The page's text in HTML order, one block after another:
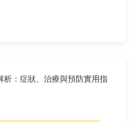
與漱口水是有效牙結石預